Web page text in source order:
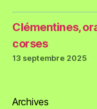
Clémentines,
corses
13 septembre 2025
Archives